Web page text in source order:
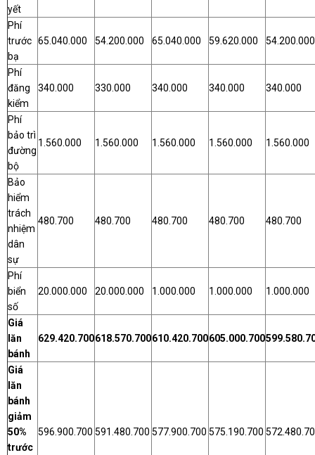
yết
Phí
trước
bạ
65.040.000 54.200.000 65.040.000 59.620.000 54.200.000
Phí
đăng
kiểm
340.000 330.000 340.000 340.000 340.000
Phí
bảo trì
đường
bộ
1.560.000 1.560.000 1.560.000 1.560.000 1.560.000
Bảo
hiểm
trách
nhiệm
dân
sự
480.700 480.700 480.700 480.700 480.700
Phí
biển
số
20.000.000 20.000.000 1.000.000 1.000.000 1.000.000
Giá
lăn
bánh
629.420.700618.570.700610.420.700605.000.700
Giá
lăn
bánh
giảm
50%
trước
596.900.700 591.480.700 577.900.700 575.190.700